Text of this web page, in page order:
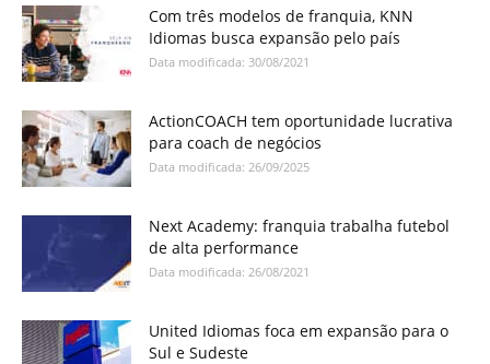
Com três modelos de franquia, KNN
Idiomas busca expansão pelo país
Data modificada: 30/08/2021
ActionCOACH tem oportunidade lucrativa
para coach de negócios
Data modificada: 26/09/2025
Next Academy: franquia trabalha futebol
de alta performance
Data modificada: 26/08/2021
United Idiomas foca em expansão para o
Sul e Sudeste